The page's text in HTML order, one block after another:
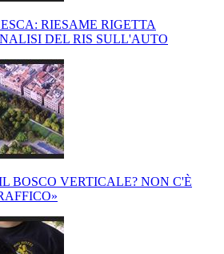
RIESAME RIGETTA
DEL RIS SULL'AUTO
BOSCO VERTICALE? NON C'È